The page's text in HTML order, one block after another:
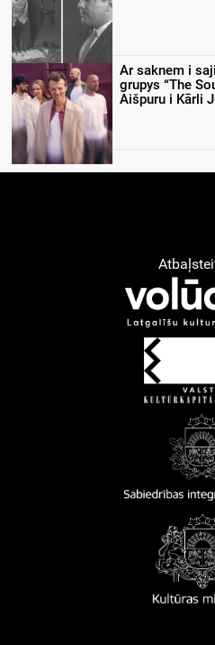
Ar saknem i
grupys “The
Aišpuru i Kārli